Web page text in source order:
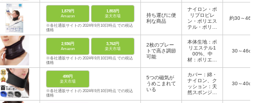
1,879円
Amazon
1,853円
楽天市場
※各社通販サイトの 2024年9月10日時点 での税込
価格
持ち運びに便
利な商品
ナイロン・ポ
リプロピレ
ン・ポリエス
テル・ポリウ
約30～46cm
2,936円
Amazon
3,762円
楽天市場
※各社通販サイトの 2024年9月10日時点 での税込
価格
2枚のプレー
トで高さ調節
可能
本体生地：ポ
リエステル1
00%、中
材：ポリエチ
30～46cm
499円
楽天市場
※各社通販サイトの 2024年9月10日時点 での税込
価格
5つの磁気が
うめこまれて
いる
カバー：綿・
ナイロン、ク
ッション：天
然スポンジ・
30～40cm